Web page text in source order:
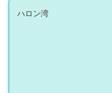
ハロン湾